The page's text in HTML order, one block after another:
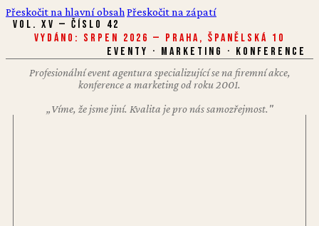
Přeskočit na hlavní obsah Přeskočit na zápatí
VOL. XV — ČÍSLO 42
Vydáno: Srpen 2026 — Praha, Španělská 10
EVENTY · MARKETING · KONFERENCE
Profesionální event agentura specializující se na firemní akce,
konference a marketing od roku 2001.
„Víme, že jsme jiní. Kvalita je pro nás samozřejmost."